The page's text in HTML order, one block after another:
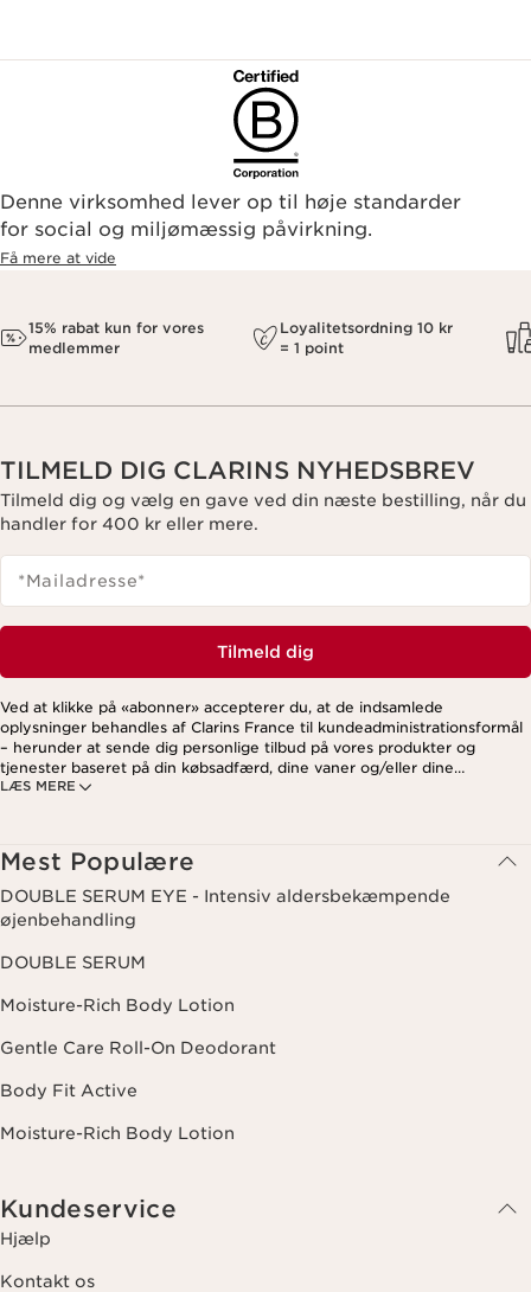
Denne virksomhed lever op til høje standarder
for social og miljømæssig påvirkning.
Få mere at vide
15% rabat kun for vores
medlemmer
Loyalitetsordning 10 kr
= 1 point
TILMELD DIG CLARINS NYHEDSBREV
Tilmeld dig og vælg en gave ved din næste bestilling, når du
handler for 400 kr eller mere.
*Mailadresse*
Tilmeld dig
LÆS MERE
Ved at klikke på «abonner» accepterer du, at de indsamlede
oplysninger behandles af Clarins France til kundeadministrationsformål
– herunder at sende dig personlige tilbud på vores produkter og
tjenester baseret på din købsadfærd, dine vaner og/eller dine
interesser. Dette kan også omfatte visning på sociale medier og
nyhedsbrev. For mere information om, hvordan vi håndterer dine data
og dine rettigheder, se venligst vores
Mest Populære
DOUBLE SERUM EYE - Intensiv aldersbekæmpende
øjenbehandling
DOUBLE SERUM
Moisture-Rich Body Lotion
Gentle Care Roll-On Deodorant
Body Fit Active
Moisture-Rich Body Lotion
Kundeservice
Hjælp
Kontakt os